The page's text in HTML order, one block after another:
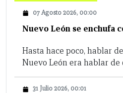
07 Agosto 2026, 00:00
Nuevo León se enchufa
Hasta hace poco, hablar
Nuevo León era hablar de
31 Julio 2026, 00:01